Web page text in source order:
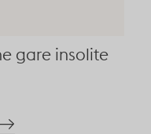
gare insolite